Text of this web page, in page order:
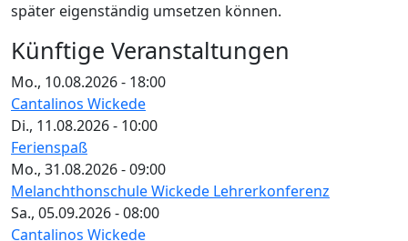
später eigenständig umsetzen können.
Künftige Veranstaltungen
Mo., 10.08.2026 - 18:00
Cantalinos Wickede
Di., 11.08.2026 - 10:00
Ferienspaß
Mo., 31.08.2026 - 09:00
Melanchthonschule Wickede Lehrerkonferenz
Sa., 05.09.2026 - 08:00
Cantalinos Wickede